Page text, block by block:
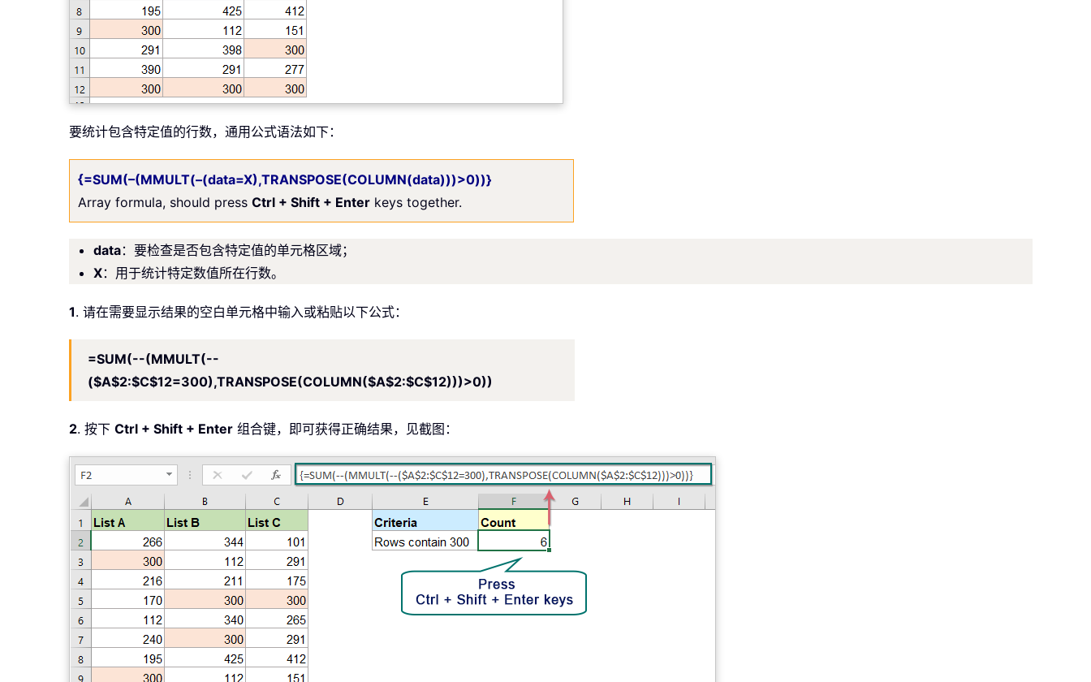
要统计包含特定值的行数，通用公式语法如下：
{=SUM(–(MMULT(–(data=X),TRANSPOSE(COLUMN(data)))>0))}
Array formula, should press Ctrl + Shift + Enter keys together.
data：要检查是否包含特定值的单元格区域；
X：用于统计特定数值所在行数。
1. 请在需要显示结果的空白单元格中输入或粘贴以下公式：
=SUM(--(MMULT(--
($A$2:$C$12=300),TRANSPOSE(COLUMN($A$2:$C$12)))>0))
2. 按下 Ctrl + Shift + Enter 组合键，即可获得正确结果，见截图：